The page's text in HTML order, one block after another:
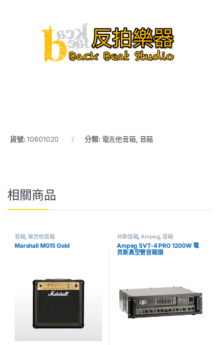
貨號:10601020 分類: 電吉他音箱, 音箱
相關商品
音箱, 電吉他音箱
Marshall MG15 Gold
貝斯音箱,Ampeg,音箱
Ampeg SVT-4 PRO 1200W 電
貝斯真空管音箱頭